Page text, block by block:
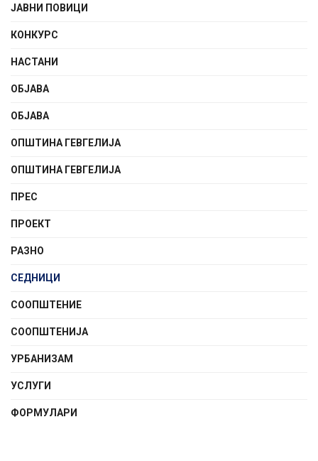
ЈАВНИ ПОВИЦИ
КОНКУРС
НАСТАНИ
ОБЈАВА
ОБЈАВА
ОПШТИНА ГЕВГЕЛИЈА
ОПШТИНА ГЕВГЕЛИЈА
ПРЕС
ПРОЕКТ
РАЗНО
СЕДНИЦИ
СООПШТЕНИE
СООПШТЕНИЈА
УРБАНИЗАМ
УСЛУГИ
ФОРМУЛАРИ